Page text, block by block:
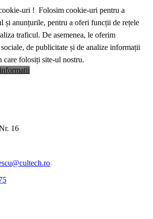
uri ! Folosim cookie-uri pentru a
și anunțurile, pentru a oferi funcții de rețele
traficul. De asemenea, le oferim
de publicitate și de analize informații
folosiți site-ul nostru.
16